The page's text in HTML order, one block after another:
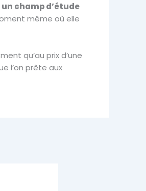
un champ d’étude
même où elle
qu’au prix d’une
l’on prête aux